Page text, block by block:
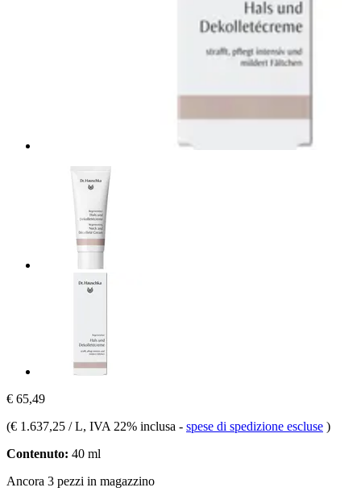
€ 65,49
(€ 1.637,25 / L, IVA 22% inclusa - spese di spedizione escluse )
Contenuto: 40 ml
Ancora 3 pezzi in magazzino